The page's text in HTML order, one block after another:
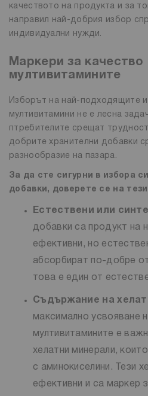
качеството на продукта и за
направил най-добрия избор
индивидуални нужди.
Маркери за качество
мултивитамините
Изборът на най-подходящите и
мултивитамини не е лесна
птребителите срещат
добрите хранителни добавки
разнообразие на пазара.
За да сте сигурни в избора
добавки, доверете се на
Естествени или
добавки са продукт на
ефективни, но
абсорбират по-добре
това е един от
Съдържание на
максимално усвояване
мултивитамините е
хелатни минерали,
с аминокиселини. Тези
ефективни и са маркер